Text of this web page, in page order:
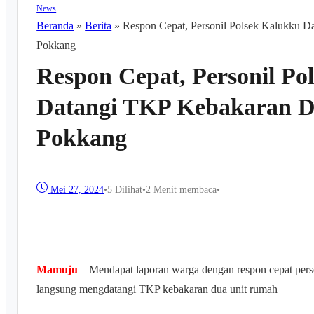
News
Beranda »Berita »Respon Cepat, Personil Polsek Kalukku
Pokkang
Respon Cepat, Personil
Datangi TKP Kebakaran
Pokkang
Mei 27, 2024•5Dilihat•2 Menit membaca•
Mamuju – Mendapat laporan warga dengan respon cepat
langsung mengdatangi TKP kebakaran dua unit rumah